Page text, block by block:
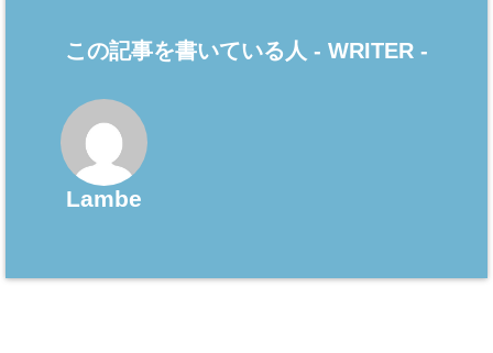
この記事を書いている人 - WRITER -
Lambe